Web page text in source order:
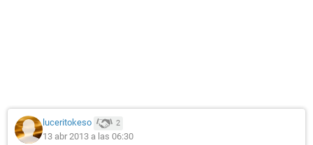
luceritokeso 2
13 abr 2013 a las 06:30